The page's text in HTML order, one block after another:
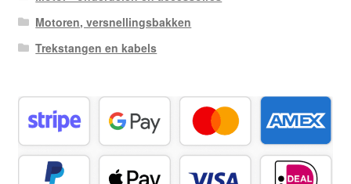
Motoren, versnellingsbakken
Trekstangen en kabels